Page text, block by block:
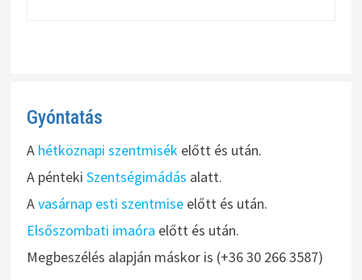
Gyóntatás
A hétköznapi szentmisékelőtt és után.
A pénteki Szentségimádás alatt.
Avasárnap esti szentmiseelőtt és után.
Elsőszombati imaóra előtt és után.
Megbeszélés alapján máskor is (+36 30 266 3587)